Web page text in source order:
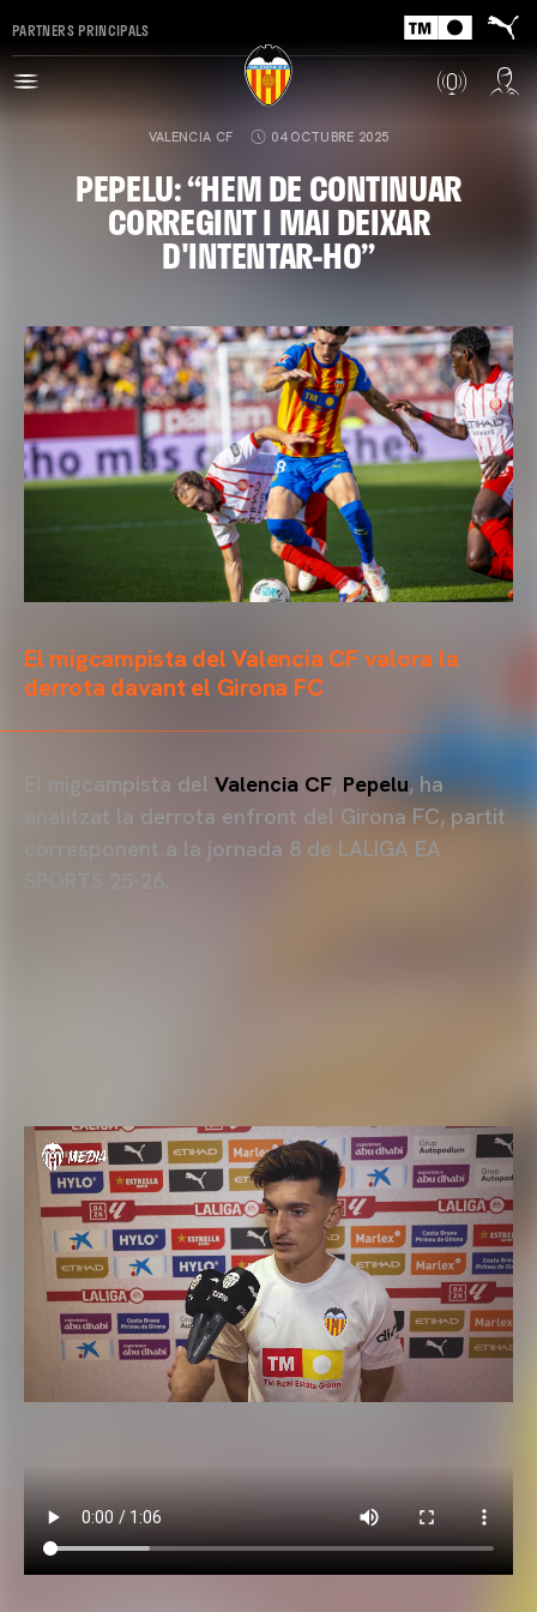
PARTNERS PRINCIPALS
VALENCIA CF 04 OCTUBRE 2025
PEPELU: “HEM DE CONTINUAR
CORREGINT I MAI DEIXAR
D'INTENTAR-HO”
El migcampista del Valencia CF valora la
derrota davant el Girona FC
El migcampista del Valencia CF, Pepelu, ha
analitzat la derrota enfront del Girona FC, partit
corresponent a la jornada 8 de LALIGA EA